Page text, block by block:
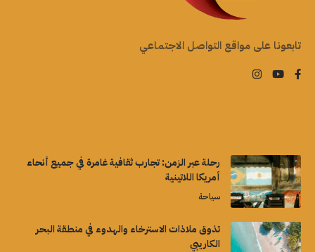
تابعونا على مواقع التواصل الاجتماعي
رحلة عبر الزمن: تجارب ثقافية غامرة في جميع أنحاء
أمريكا اللاتينية
سياحة
تذوق ملاذات الاسترخاء والهدوء في منطقة البحر
الكاريبي